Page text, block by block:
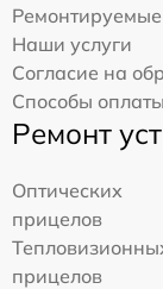
Наши услуги
Согласие на
Способы оплаты
Ремонт
Оптических
прицелов
прицелов